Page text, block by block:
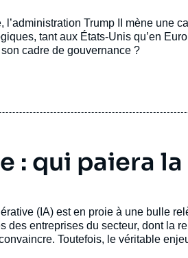
Trump II mène une
tant aux États-Unis qu’en
cadre de gouvernance ?
: qui paiera
(IA) est en proie à une bulle
des entreprises du secteur, dont la
Toutefois, le véritable